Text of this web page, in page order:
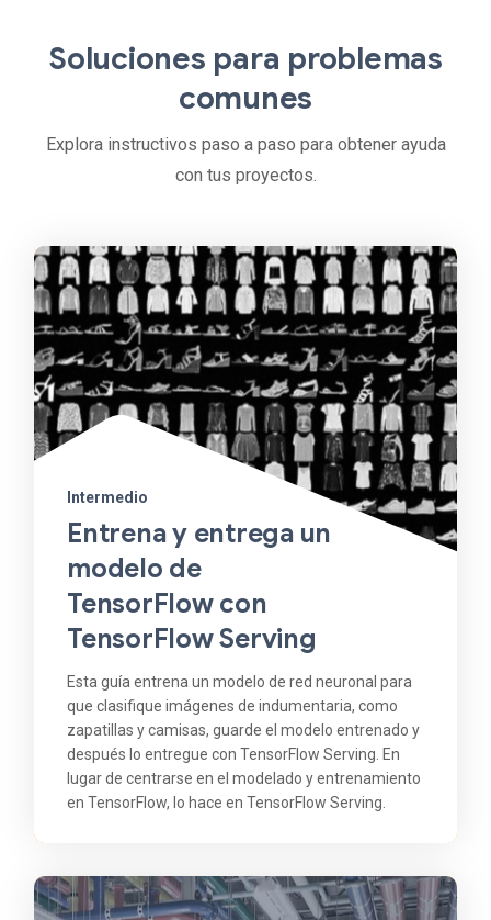
Soluciones para problemas
comunes
Explora instructivos paso a paso para obtener ayuda
con tus proyectos.
Intermedio
Entrena y entrega un
modelo de
TensorFlow con
TensorFlow Serving
Esta guía entrena un modelo de red neuronal para
que clasifique imágenes de indumentaria, como
zapatillas y camisas, guarde el modelo entrenado y
después lo entregue con TensorFlow Serving. En
lugar de centrarse en el modelado y entrenamiento
en TensorFlow, lo hace en TensorFlow Serving.